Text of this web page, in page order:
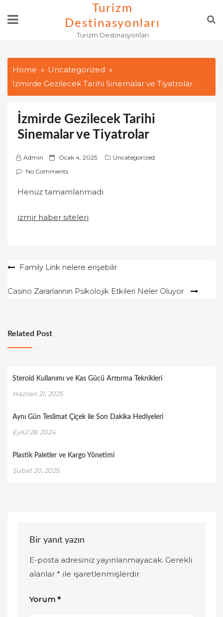
Turizm
Destinasyonları
Turizm Destinasyonları
Home
Uncategorized
İzmirde Gezilecek Tarihi Sinemalar ve Tiyatrolar
İzmirde Gezilecek Tarihi
Sinemalar ve Tiyatrolar
Admin
P
o
t
d
Ocak 4, 2025
Uncategorized
No Comments
Henüz tamamlanmadı
izmir haber siteleri
YazıFamily Link nelere erişebilir
Casino Zararlarının Psikolojik Etkileri Neler Oluyor
Related Post
Steroid Kullanımı ve Kas Gücü Arttırma Teknikleri
Haziran 21, 2025
Aynı Gün Teslimat Çiçek ile Son Dakika Hediyeleri
Eylül 28, 2024
Plastik Paletler ve Kargo Yönetimi
Şubat 20, 2025
Bir yanıt yazın
E-posta adresiniz yayınlanmayacak. Gerekli
alanlar* ile işaretlenmişlerdir
Yorum*